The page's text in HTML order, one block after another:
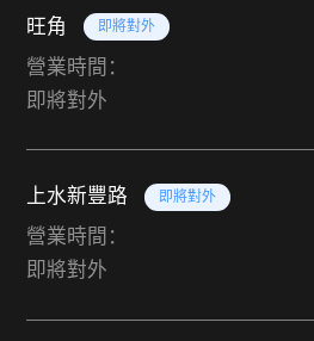
旺角 即將對外
營業時間：
即將對外
上水新豐路 即將對外
營業時間：
即將對外